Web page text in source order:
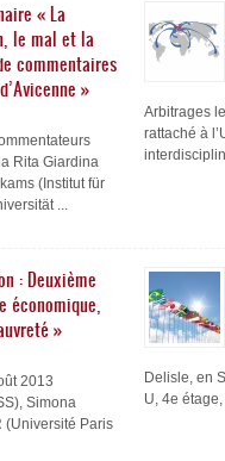
« La
le mal et la
commentaires
»
Rita Giardina
(Institut für
...
Arbitrages
rattaché à
: Deuxième
économique,
»
2013
Simona
(Université Paris
Delisle, en
U, 4e